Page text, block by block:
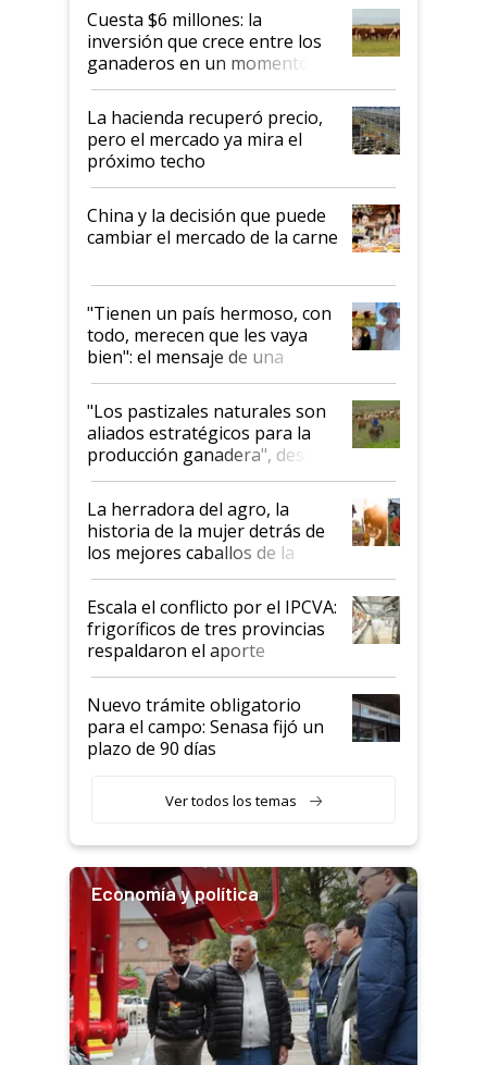
Cuesta $6 millones: la
inversión que crece entre los
ganaderos en un momento
histórico para la actividad
La hacienda recuperó precio,
pero el mercado ya mira el
próximo techo
China y la decisión que puede
cambiar el mercado de la carne
"Tienen un país hermoso, con
todo, merecen que les vaya
bien": el mensaje de una
ganadera uruguaya sobre las
oportunidades que se abren
para el agro en Argentina, con
foco en la carne
"Los pastizales naturales son
aliados estratégicos para la
producción ganadera", destaca
la iniciativa que ya reúne a 46
establecimientos en Argentina
La herradora del agro, la
historia de la mujer detrás de
los mejores caballos de la
Argentina y los mitos que
todavía hacen sufrir a estos
animales: "Mientras me
descalificaban, yo seguí
haciendo currículum"
Escala el conflicto por el IPCVA:
frigoríficos de tres provincias
respaldaron el aporte
obligatorio
Nuevo trámite obligatorio
para el campo: Senasa fijó un
plazo de 90 días
Ver todos los temas
Economía y política